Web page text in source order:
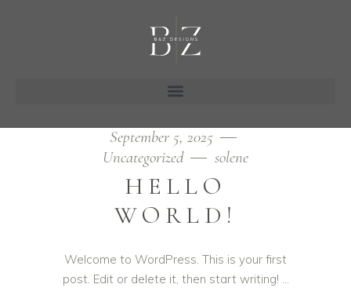
September 5, 2025
Uncategorized
solene
HELLO
WORLD!
Welcome to WordPress. This is your first
post. Edit or delete it, then start writing!